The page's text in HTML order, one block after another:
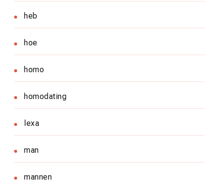
heb
hoe
homo
homodating
lexa
man
mannen